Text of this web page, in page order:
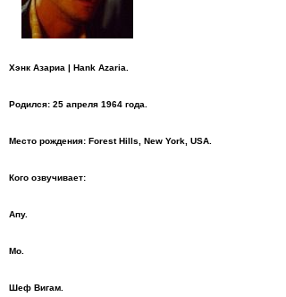
Хэнк Азариа | Hank Azaria.
Родился: 25 апреля 1964 года.
Место рождения: Forest Hills, New York, USA.
Кого озвучивает:
Апу.
Мо.
Шеф Вигам.